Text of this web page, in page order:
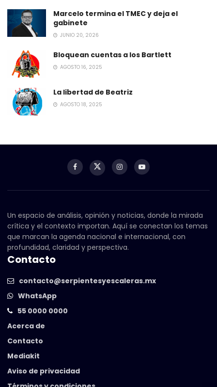
Marcelo termina el TMEC y deja el
gabinete
JUNIO 20, 2026
Bloquean cuentas a los Bartlett
AGOSTO 16, 2025
La libertad de Beatriz
AGOSTO 18, 2025
Un espacio de análisis, opinión y noticias, donde la mirada
crítica y el contexto importan. Aquí se conectan los temas
que marcan la agenda nacional e internacional, con
profundidad, claridad y perspectiva.
Contacto
contacto@serpientesyescaleras.mx
WhatsApp
55 0000 0000
Acerca de
Contacto
Mediakit
Aviso de privacidad